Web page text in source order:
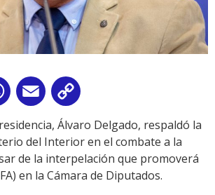
WhatsApp
Email
Link
Álvaro Delgado, respaldó la
del Interior en el combate a la
de la interpelación que promoverá
en la Cámara de Diputados.